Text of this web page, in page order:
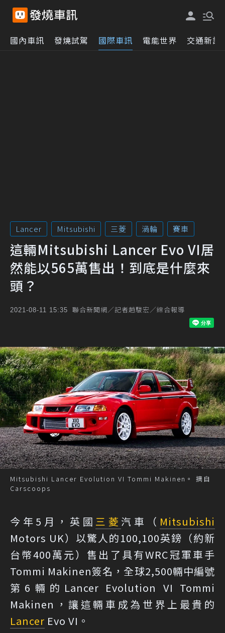
國內車訊 發燒試駕 國際車訊 電能世界 交通新訊
Lancer Mitsubishi 三菱 渦輪 賽車
這輛Mitsubishi Lancer Evo VI居
然能以565萬售出！到底是什麼來
頭？
2021-08-11 15:35 聯合新聞網／記者趙駿宏／綜合報導
Mitsubishi Lancer Evolution VI Tommi Makinen。 摘自
Carscoops
今年5月，英國 三菱 汽車（ Mitsubishi
Motors UK）以驚人的100,100英鎊（約新
台幣400萬元）售出了具有WRC冠軍車手
Tommi Makinen簽名， 全球2,500輛中編號
第6輛的Lancer Evolution VI Tommi
Makinen ，讓這輛車成為世界上最貴的
Lancer Evo VI。